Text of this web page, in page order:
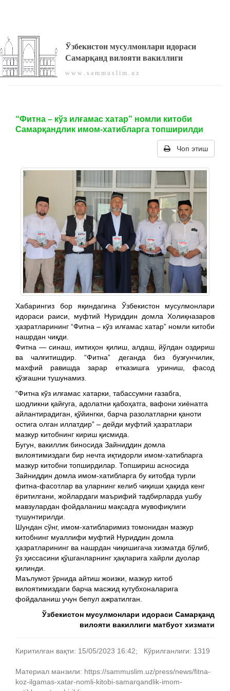
Ўзбекистон мусулмонлари идораси
Самарқанд вилояти вакиллиги
w w w . s a m m u s l i m . u z
“Фитна – кўз илғамас хатар” номли китоби
Самарқандлик имом-хатибларга топширилди
Чоп этиш
Хабарингиз бор яқиндагина Ўзбекистон мусулмонлари
идораси раиси, муфтий Нуриддин домла Холиқназаров
ҳазратларининг “Фитна – кўз илғамас хатар” номли китоби
нашрдан чиқди.
Фитна — синаш, имтиҳон қилиш, алдаш, йўлдан оздириш
ва чалғитишдир. “Фитна” деганда биз бузғунчилик,
махфий равишда зарар етказишга уриниш, фасод
қўзғашни тушунамиз.
“Фитна кўз илғамас хатарки, табассумни ғазабга,
шодликни қайғуга, адолатни қабоҳатга, вафони хиёнатга
айлантирадиган, қўйингки, барча разолатларни қаноти
остига олган иллатдир” – дейди муфтий ҳазратлари
мазкур китобнинг кириш қисмида.
Бугун, вакиллик биносида Зайниддин домла
вилоятимиздаги бир нечта иқтидорли имом-хатибларга
мазкур китобни топширдилар. Топшириш асносида
Зайниддин домла имом-хатибларга бу китобда турли
фитна-фасотлар ва уларнинг келиб чиқиши ҳақида кенг
ёритилгани, жойлардаги маърифий тадбирларда ушбу
мавзулардан фойдаланиш мақсадга мувофиқлиги
тушунтирилди.
Шундан сўнг, имом-хатибларимиз томонидан мазкур
китобнинг муаллифи муфтий Нуриддин домла
ҳазратларининг ва нашрдан чиқишигача хизматда бўлиб,
ўз ҳиссасини қўшганларнинг ҳақларига хайрли дуолар
қилинди.
Маълумот ўрнида айтиш жоизки, мазкур китоб
вилоятимиздаги барча масжид кутубхоналарига
фойдаланиш учун бепул ажратилган.
Ўзбекистон мусулмонлари идораси Самарқанд
вилояти вакиллиги матбуот хизмати
Киритилган вақти: 15/05/2023 16:42; Кўрилганлиги: 1319
Материал манзили: https://sammuslim.uz/press/news/fitna-
koz-ilgamas-xatar-nomli-kitobi-samarqandlik-imom-